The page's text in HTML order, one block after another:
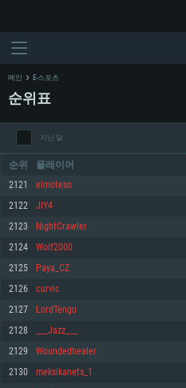
시스템
최소사양
운영체제: Windows 10 (64 bit)
프로세서: 2.2 GHz 듀얼코어 이상
메모리: 4GB
최소사양
운영체제: Mac OS Big Sur 11.0
프로세서: 최소 2.2 GHz의 Core i5 (Intel
메모리: 6 GB
최소사양
운영체제: 64bit Linux 중 최신 버전
프로세서: 2.4 GHz 듀얼코어
메모리: 4 GB
메인 E-스포츠
순위표
지난 달
순위 플레이어
2121 elmoteso
2122 JIY4
2123 NightCrawler
2124 Wolf2000
2125 Paya_CZ
2126 curvic
2127 LordTengu
2128 ___Jazz___
2129 Woundedhealer
2130 meksikanets_1